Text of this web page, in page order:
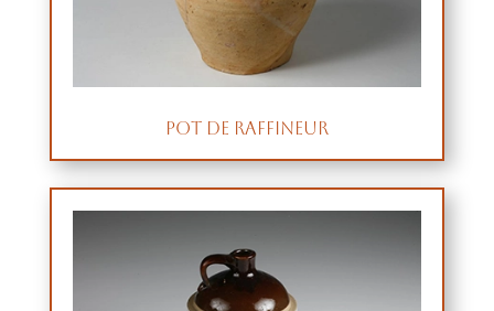
Pot de raffineur